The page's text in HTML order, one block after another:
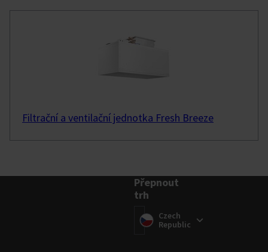
Filtrační a ventilační jednotka Fresh Breeze
Přepnout
trh
Přepnout trh
(Czech
Republic